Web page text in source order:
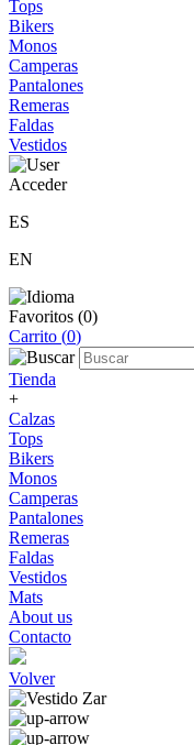
Tops
Bikers
Monos
Camperas
Pantalones
Remeras
Faldas
Vestidos
Acceder
ES
EN
Favoritos (0)
Carrito (0)
Tienda
+
Calzas
Tops
Bikers
Monos
Camperas
Pantalones
Remeras
Faldas
Vestidos
Mats
About us
Contacto
Volver